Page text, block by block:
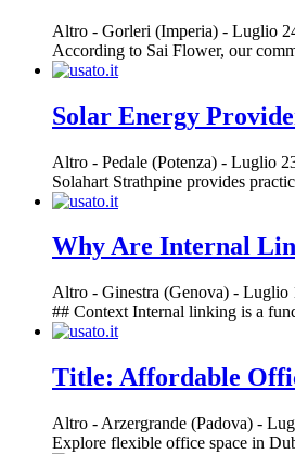
Altro - Gorleri (Imperia) - Luglio
According to Sai Flower, our
Solar Energy
Altro - Pedale (Potenza) - Luglio
Solahart Strathpine provides
Why Are Internal
Altro - Ginestra (Genova) - Luglio
## Context Internal linking is a
Title: Affordable
Altro - Arzergrande (Padova) -
Explore flexible office space in